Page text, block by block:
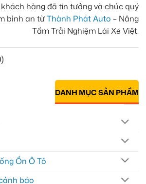
hàng đã tin tưởng và chúc quý
bình an từThành Phát Auto – Nâng
Tầm Trải Nghiệm Lái Xe Việt.
DANH MỤC SẢN PHẨM
Ồn Ô Tô
báo